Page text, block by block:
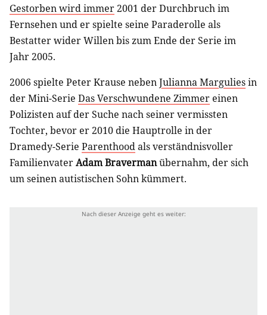
Gestorben wird immer2001 der Durchbruch im
Fernsehen und er spielte seine Paraderolle als
Bestatter wider Willen bis zum Ende der Serie im
Jahr 2005.
2006 spielte Peter Krause nebenJulianna Marguliesin
der Mini-Serie Das Verschwundene Zimmer einen
Polizisten auf der Suche nach seiner vermissten
Tochter, bevor er 2010 die Hauptrolle in der
Dramedy-Serie Parenthoodals verständnisvoller
FamilienvaterAdam Bravermanübernahm, der sich
um seinen autistischen Sohn kümmert.